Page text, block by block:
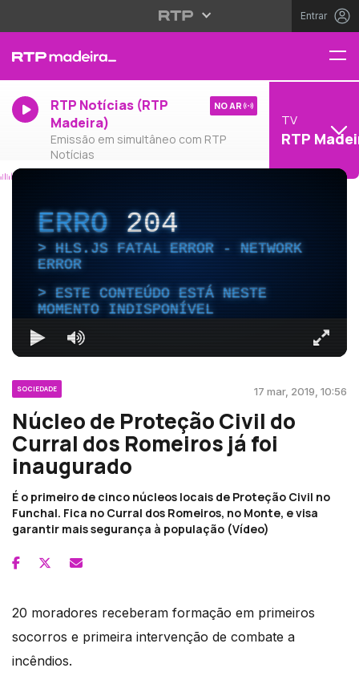
Entrar
RTP Notícias (RTP
Madeira)
Emissão em simultâneo com RTP
Notícias
NO AR
TV
RTP
ERRO204
HLS.JS FATAL ERROR - NETWORK
ERROR
ESTE CONTEÚDO ESTÁ NESTE
MOMENTO INDISPONÍVEL
SOCIEDADE 17 mar, 2019, 10:56
Núcleo de Proteção Civil do
Curral dos Romeiros já foi
inaugurado
É o primeiro de cinco núcleos locais de Proteção Civil no
Funchal. Fica no Curral dos Romeiros, no Monte, e visa
garantir mais segurança à população (Vídeo)
20 moradores receberam formação em primeiros
socorros e primeira intervenção de combate a
incêndios.